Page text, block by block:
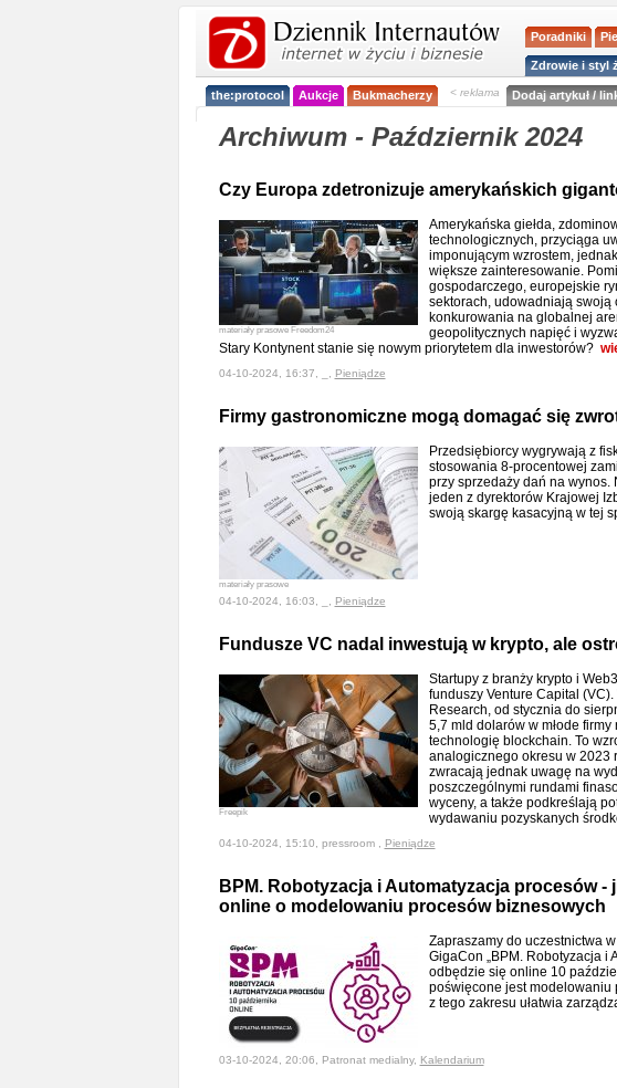
Poradniki
Zdrowie i styl
the:protocol Aukcje Bukmacherzy < reklama Dodaj artykuł /
Archiwum - Październik 2024
Czy Europa zdetronizuje amerykańskich
materiały prasowe Freedom24
Amerykańska giełda,
technologicznych, przyciąga
imponującym wzrostem,
większe zainteresowanie.
gospodarczego, europejskie
sektorach, udowadniają swoją
konkurowania na globalnej
geopolitycznych napięć i
Stary Kontynent stanie się nowym priorytetem dla inwestorów?
04-10-2024, 16:37, _, Pieniądze
Firmy gastronomiczne mogą domagać się
materiały prasowe
Przedsiębiorcy wygrywają z
stosowania 8-procentowej
przy sprzedaży dań na wynos.
jeden z dyrektorów Krajowej
swoją skargę kasacyjną w tej
04-10-2024, 16:03, _, Pieniądze
Fundusze VC nadal inwestują w krypto, ale
Freepik
Startupy z branży krypto i
funduszy Venture Capital
Research, od stycznia do
5,7 mld dolarów w młode
technologię blockchain. To
analogicznego okresu w 2023
zwracają jednak uwagę na
poszczególnymi rundami
wyceny, a także podkreślają
wydawaniu pozyskanych
04-10-2024, 15:10, pressroom , Pieniądze
BPM. Robotyzacja i Automatyzacja procesów
online o modelowaniu procesów biznesowych
Zapraszamy do uczestnictwa
GigaCon „BPM. Robotyzacja i
odbędzie się online 10
poświęcone jest modelowaniu
z tego zakresu ułatwia
03-10-2024, 20:06, Patronat medialny, Kalendarium